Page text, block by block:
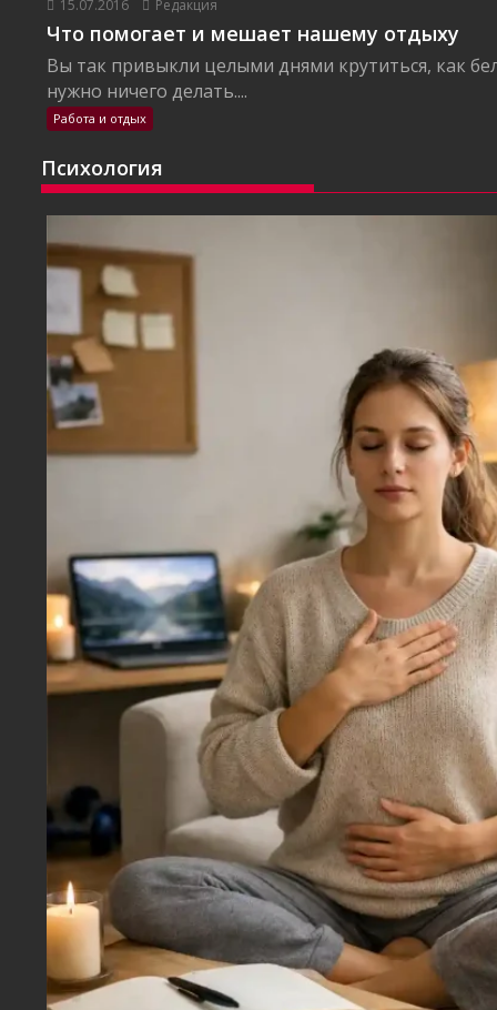
15.07.2016 Редакция
Что помогает и мешает нашему отдыху
Вы так привыкли целыми днями крутиться, как
нужно ничего делать....
Работа и отдых
Психология